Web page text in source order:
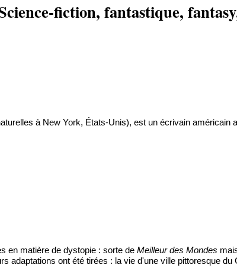
fiction, fantastique,
à New York, États-Unis), est un écrivain américain
en matière de dystopie : sorte deMeilleur des Mondes
adaptations ont été tirées : la vie d'une ville pittoresque